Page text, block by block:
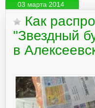
03 марта 2014
Как
"Звездный
в